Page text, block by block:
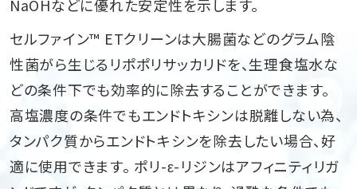
NaOHなどに優れた安定性を示します。
セルファイン™ ETクリーンは大腸菌などのグラム陰
性菌がら生じるリポポリサッカリドを、生理食塩水な
どの条件下でも効率的に除去することができます。
高塩濃度の条件でもエンドトキシンは脱離しない為、
タンパク質からエンドトキシンを除去したい場合、好
適に使用できます。 ポリ-ε-リジンはアフィニティリガ